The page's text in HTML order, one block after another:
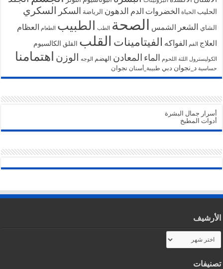
الحليب الحياة الخضروات الدم الدهون الرياضة السكر السكري
الشاي الشعر الشمس الصحة الطب الطبيب الطعام
العظام
العلاج الفم الفواكه الفيتامينات القلب القلق الكالسيوم
الكوليسترول اللثة اللحوم الماء المعادن الهضم الوجه الوزن اهتمامنا
حساسية د_نجوان دبي طبيبة_أسنان نجوان
أسرار جمال البشرة
أدوات المطبخ
الأرشيف
الأرشيف
تصنيفات